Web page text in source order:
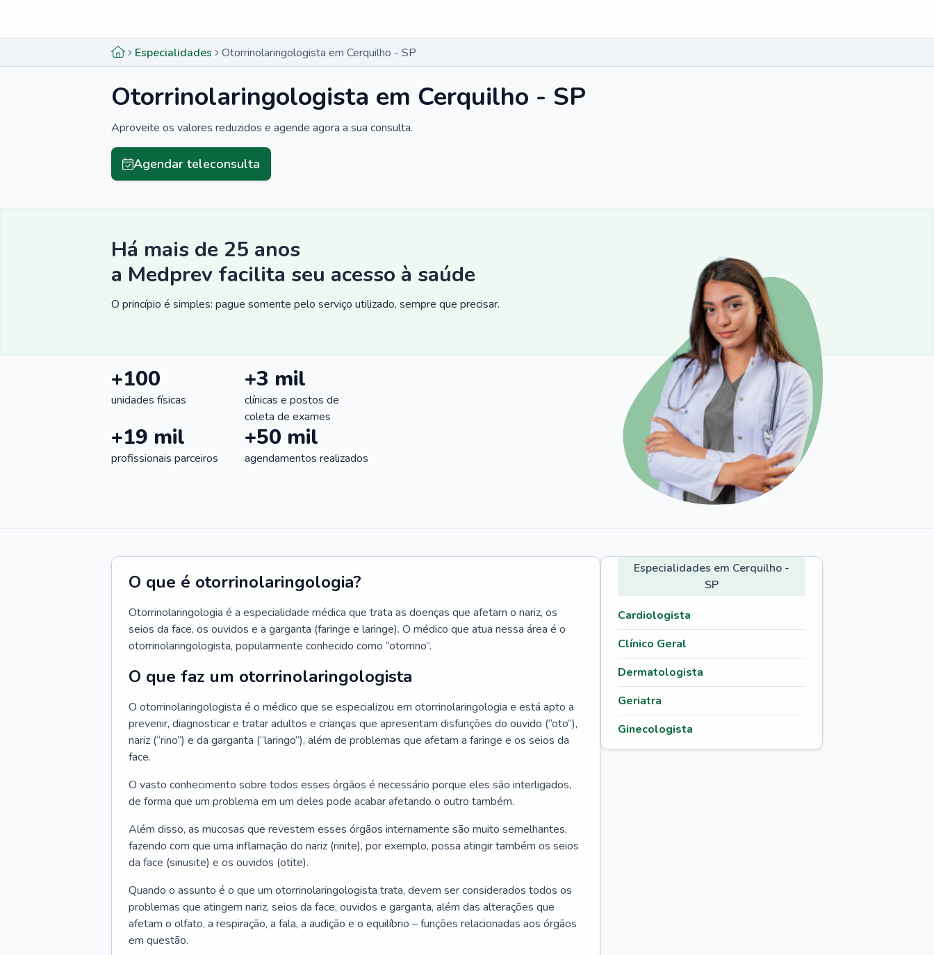
Especialidades Otorrinolaringologista em Cerquilho - SP
Otorrinolaringologista em Cerquilho - SP
Aproveite os valores reduzidos e agende agora a sua consulta.
Agendar teleconsulta
Há mais de 25 anos
a Medprev facilita seu acesso à saúde
O princípio é simples: pague somente pelo serviço utilizado, sempre que precisar.
+100
unidades físicas
+3 mil
clínicas e postos de
coleta de exames
+19 mil
profissionais parceiros
+50 mil
agendamentos realizados
O que é otorrinolaringologia?
Otorrinolaringologia é a especialidade médica que trata as doenças que afetam o nariz, os
seios da face, os ouvidos e a garganta (faringe e laringe). O médico que atua nessa área é o
otorrinolaringologista, popularmente conhecido como “otorrino”.
O que faz um otorrinolaringologista
O otorrinolaringologista é o médico que se especializou em otorrinolaringologia e está apto a
prevenir, diagnosticar e tratar adultos e crianças que apresentam disfunções do ouvido (“oto”),
nariz (“rino”) e da garganta (“laringo”), além de problemas que afetam a faringe e os seios da
face.
O vasto conhecimento sobre todos esses órgãos é necessário porque eles são interligados,
de forma que um problema em um deles pode acabar afetando o outro também.
Além disso, as mucosas que revestem esses órgãos internamente são muito semelhantes,
fazendo com que uma inflamação do nariz (rinite), por exemplo, possa atingir também os seios
da face (sinusite) e os ouvidos (otite).
Quando o assunto é o que um otorrinolaringologista trata, devem ser considerados todos os
problemas que atingem nariz, seios da face, ouvidos e garganta, além das alterações que
afetam o olfato, a respiração, a fala, a audição e o equilíbrio – funções relacionadas aos órgãos
em questão.
Especialidades em Cerquilho -
SP
Cardiologista
Clínico Geral
Dermatologista
Geriatra
Ginecologista